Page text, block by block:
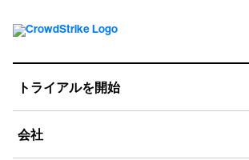
トライアルを開始
会社